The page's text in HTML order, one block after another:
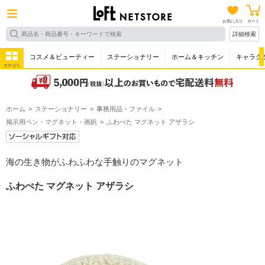
お気に入り カート
詳細検索
カテゴリ
コスメ＆ビューティー ステーショナリー ホーム＆キッチン キャラク
ホーム ステーショナリー
事務用品・ファイル
掲示用ペン・マグネット・画鋲
ふわぺた マグネット アザラシ
海の生き物がふわふわな手触りのマグネット
ふわぺた マグネット アザラシ